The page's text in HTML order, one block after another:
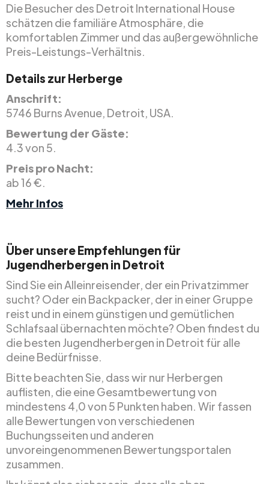
Die Besucher des Detroit International House
schätzen die familiäre Atmosphäre, die
komfortablen Zimmer und das außergewöhnliche
Preis-Leistungs-Verhältnis.
Details zur Herberge
Anschrift:
5746 Burns Avenue, Detroit, USA.
Bewertung der Gäste:
4.3 von 5.
Preis pro Nacht:
ab 16 €.
Mehr Infos
Über unsere Empfehlungen für
Jugendherbergen in Detroit
Sind Sie ein Alleinreisender, der ein Privatzimmer
sucht? Oder ein Backpacker, der in einer Gruppe
reist und in einem günstigen und gemütlichen
Schlafsaal übernachten möchte? Oben findest du
die besten Jugendherbergen in Detroit für alle
deine Bedürfnisse.
Bitte beachten Sie, dass wir nur Herbergen
auflisten, die eine Gesamtbewertung von
mindestens 4,0 von 5 Punkten haben. Wir fassen
alle Bewertungen von verschiedenen
Buchungsseiten und anderen
unvoreingenommenen Bewertungsportalen
zusammen.